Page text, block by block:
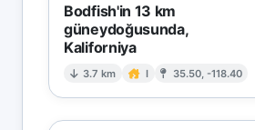
Bodfish'in 13 km
güneydoğusunda,
Kaliforniya
3.7 km I 35.50, -118.40